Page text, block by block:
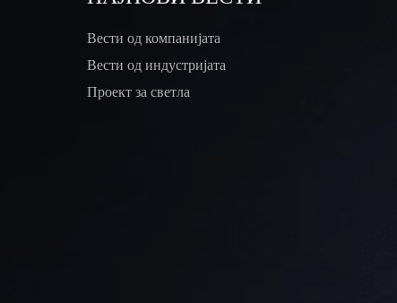
Вести од компанијата
Вести од индустријата
Проект за светла